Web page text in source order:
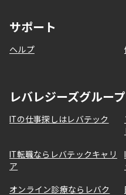
サポート
ヘルプ
レバレジーズグルー
ITの仕事探しはレバテック
IT転職ならレバテックキャリ
ア
オンライン診療ならレバク